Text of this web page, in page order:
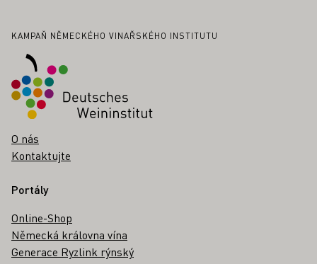
Zápatí
KAMPAŇ NĚMECKÉHO VINAŘSKÉHO INSTITUTU
O nás
Kontaktujte
Portály
Online-Shop
Německá královna vína
Generace Ryzlink rýnský